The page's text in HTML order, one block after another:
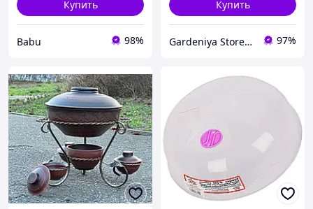
Купить
Babu 98%
Купить
Gardeniya Store - с заботой о вашем уюте! 97%